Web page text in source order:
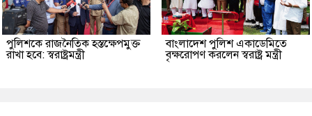
পুলিশকে রাজনৈতিক হস্তক্ষেপমুক্ত
রাখা হবে: স্বরাষ্ট্রমন্ত্রী
বাংলাদেশ পুলিশ একাডেমিতে
বৃক্ষরোপণ করলেন স্বরাষ্ট্র মন্ত্রী